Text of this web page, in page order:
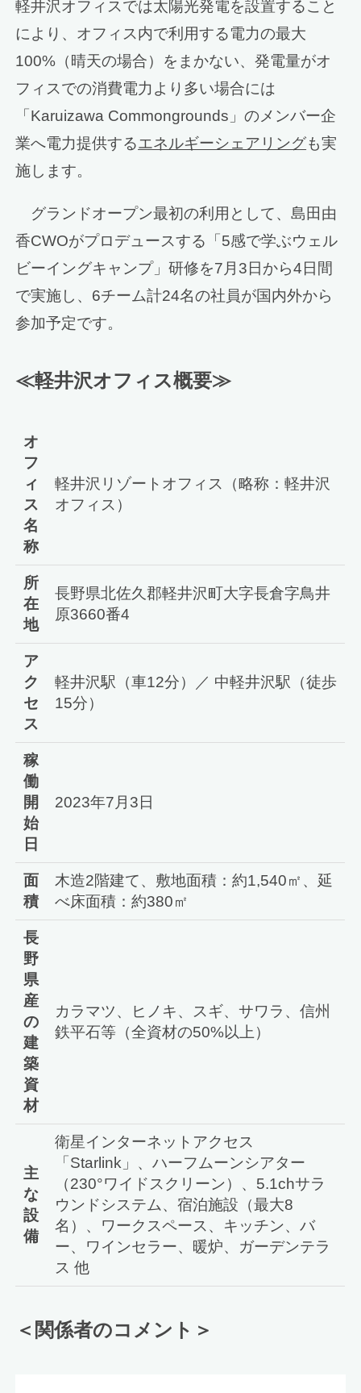
軽井沢オフィスでは太陽光発電を設置すること
により、オフィス内で利用する電力の最大
100%（晴天の場合）をまかない、発電量がオ
フィスでの消費電力より多い場合には
「Karuizawa Commongrounds」のメンバー企
業へ電力提供するエネルギーシェアリングも実
施します。
グランドオープン最初の利用として、島田由
香CWOがプロデュースする「5感で学ぶウェル
ビーイングキャンプ」研修を7月3日から4日間
で実施し、6チーム計24名の社員が国内外から
参加予定です。
≪軽井沢オフィス概要≫
オ
フ
ィ
ス
名
称
軽井沢リゾートオフィス（略称：軽井沢
オフィス）
所
在
地
長野県北佐久郡軽井沢町大字長倉字鳥井
原3660番4
ア
ク
セ
ス
軽井沢駅（車12分）／ 中軽井沢駅（徒歩
15分）
稼
働
開
始
日
2023年7月3日
面
積
木造2階建て、敷地面積：約1,540㎡、延
べ床面積：約380㎡
長
野
県
産
の
建
築
資
材
カラマツ、ヒノキ、スギ、サワラ、信州
鉄平石等（全資材の50%以上）
主
な
設
備
衛星インターネットアクセス
「Starlink」、ハーフムーンシアター
（230°ワイドスクリーン）、5.1chサラ
ウンドシステム、宿泊施設（最大8
名）、ワークスペース、キッチン、バ
ー、ワインセラー、暖炉、ガーデンテラ
ス 他
＜関係者のコメント＞